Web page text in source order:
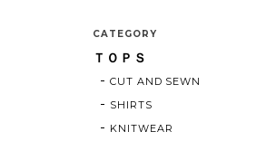
CATEGORY
ＴＯＰＳ
CUT AND SEWN
SHIRTS
KNITWEAR